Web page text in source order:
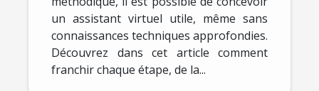
un assistant virtuel utile, même sans
connaissances techniques approfondies.
Découvrez dans cet article comment
franchir chaque étape, de la...